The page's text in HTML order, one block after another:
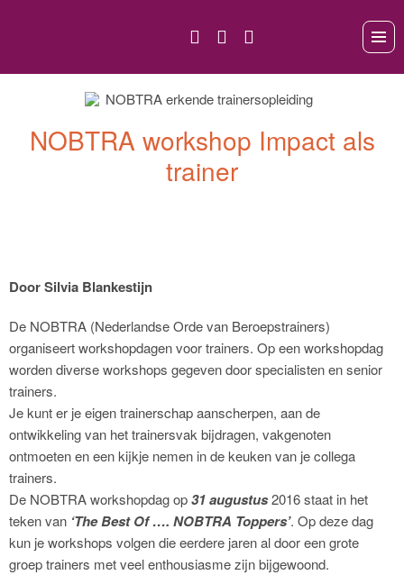
NOBTRA workshop Impact als
trainer
Door Silvia Blankestijn
De NOBTRA (Nederlandse Orde van Beroepstrainers)
organiseert workshopdagen voor trainers. Op een workshopdag
worden diverse workshops gegeven door specialisten en senior
trainers.
Je kunt er je eigen trainerschap aanscherpen, aan de
ontwikkeling van het trainersvak bijdragen, vakgenoten
ontmoeten en een kijkje nemen in de keuken van je collega
trainers.
De NOBTRA workshopdag op31 augustus2016 staat in het
teken van ‘The Best Of …. NOBTRA Toppers’. Op deze dag
kun je workshops volgen die eerdere jaren al door een grote
groep trainers met veel enthousiasme zijn bijgewoond.